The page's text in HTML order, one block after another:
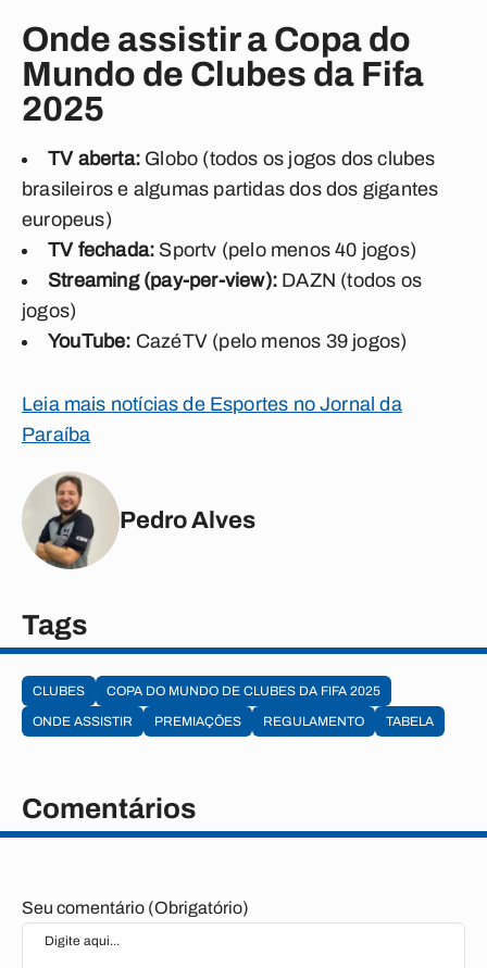
Onde assistir a Copa do
Mundo de Clubes da Fifa
2025
TV aberta: Globo (todos os jogos dos clubes
brasileiros e algumas partidas dos dos gigantes
europeus)
TV fechada: Sportv (pelo menos 40 jogos)
Streaming (pay-per-view): DAZN (todos os
jogos)
YouTube: CazéTV (pelo menos 39 jogos)
Leia mais notícias de Esportes no Jornal da
Paraíba
Pedro Alves
Tags
CLUBES
COPA DO MUNDO DE CLUBES DA FIFA 2025
ONDE ASSISTIR
PREMIAÇÕES REGULAMENTO TABELA
Comentários
Seu comentário (Obrigatório)